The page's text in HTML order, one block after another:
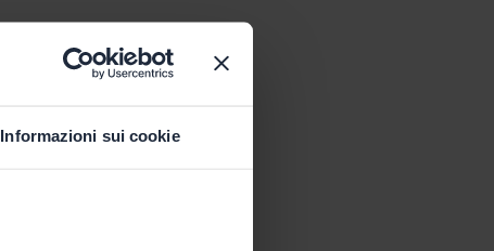
Informazioni sui cookie